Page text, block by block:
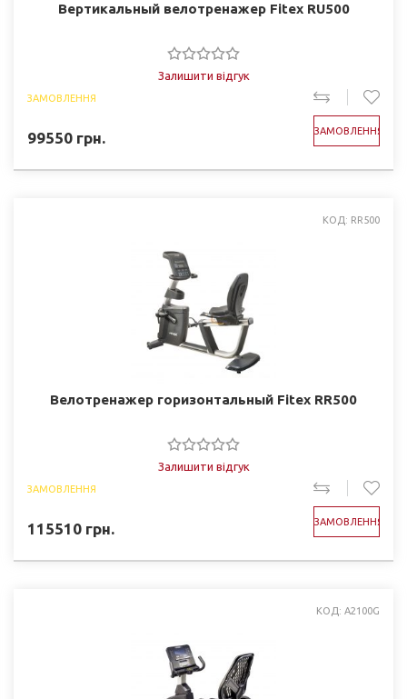
Вертикальный велотренажер Fitex RU500
Залишити відгук
ЗАМОВЛЕННЯ
99550 грн. ЗАМОВЛЕННЯ
КОД: RR500
Велотренажер горизонтальный Fitex RR500
Залишити відгук
ЗАМОВЛЕННЯ
115510 грн. ЗАМОВЛЕННЯ
КОД: A2100G